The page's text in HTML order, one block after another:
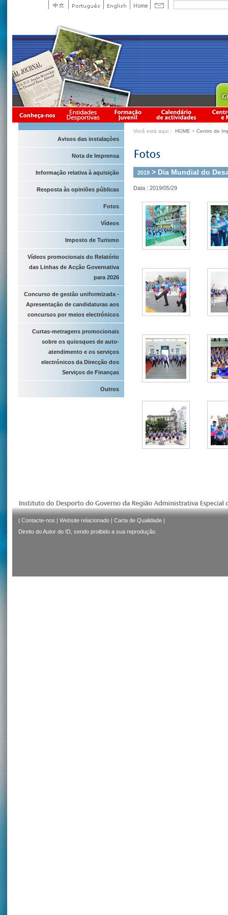
Avisos das instalaçòes
Nota de Imprensa
Informação relativa à aquisição
Resposta às opiniões públicas
Fotos
Vídeos
Imposto de Turismo
Vídeos promocionais do Relatório
das Linhas de Acção Governativa
para 2026
Concurso de gestão uniformizada -
Apresentação de candidaturas aos
concursos por meios electrónicos
Curtas-metragens promocionais
sobre os quiosques de auto-
atendimento e os serviços
electrónicos da Direcção dos
Serviços de Finanças
Outros
Você está aqui： HOME > Centro de
2019 > Dia Mundial do
Data : 2019/05/29
| Contacte-nos | Website relacionado | Carta de Qualidade |
Direito do Autor do ID, sendo proibido a sua reprodução.